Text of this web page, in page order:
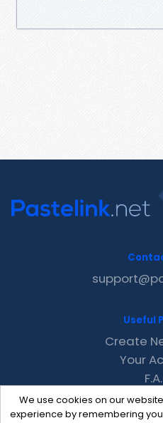
We use cookies on our
experience by remembering
Useful
Create
Your